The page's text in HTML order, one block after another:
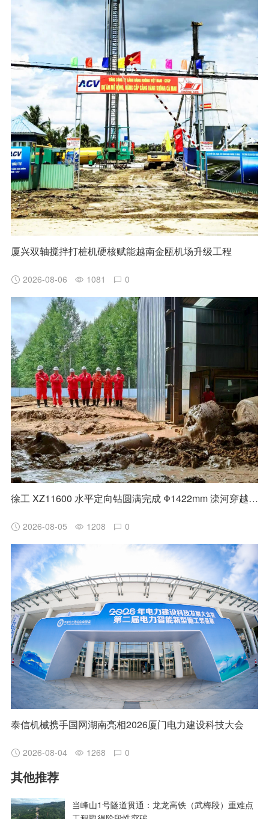
厦兴双轴搅拌打桩机硬核赋能越南金瓯机场升级工程
2026-08-06 1081 0
徐工 XZ11600 水平定向钻圆满完成 Φ1422mm 滦河穿越施工
2026-08-05 1208 0
泰信机械携手国网湖南亮相2026厦门电力建设科技大会
2026-08-04 1268 0
其他推荐
当峰山1号隧道贯通：龙龙高铁（武梅段）重难点